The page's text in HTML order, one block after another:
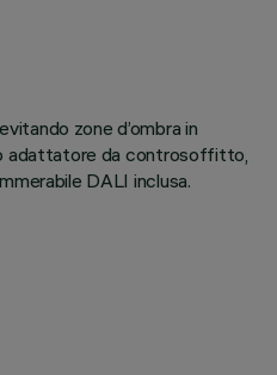
zone d’ombra in
adattatore da controsoffitto,
DALI inclusa.